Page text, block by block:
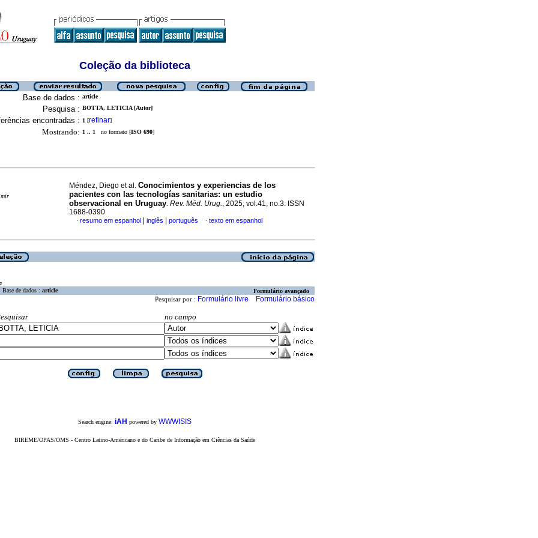
Coleção da biblioteca
Base de dados : article
Pesquisa : BOTTA, LETICIA [Autor]
encontradas : 1 [refinar]
Mostrando: 1 .. 1 no formato [ISO 690]
Méndez, Diego et al. Conocimientos y experiencias de los
pacientes con las tecnologías sanitarias: un estudio
observacional en Uruguay. Rev. Méd. Urug., 2025, vol.41, no.3. ISSN
1688-0390
· resumo em espanhol inglês português · texto em espanhol
Base de dados : article Formulário avançado
Pesquisar por : Formulário livre Formulário básico
no campo
Search engine: iAH powered by WWWISIS
BIREME/OPAS/OMS - Centro Latino-Americano e do Caribe de Informação em Ciências da Saúde